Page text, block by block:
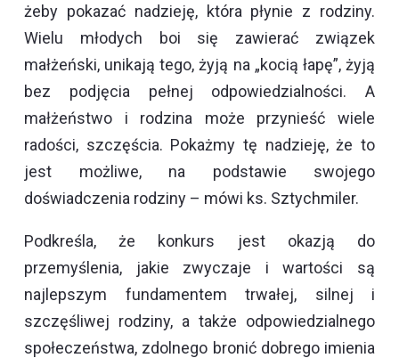
żeby pokazać nadzieję, która płynie z rodziny.
Wielu młodych boi się zawierać związek
małżeński, unikają tego, żyją na „kocią łapę”, żyją
bez podjęcia pełnej odpowiedzialności. A
małżeństwo i rodzina może przynieść wiele
radości, szczęścia. Pokażmy tę nadzieję, że to
jest możliwe, na podstawie swojego
doświadczenia rodziny – mówi ks. Sztychmiler.
Podkreśla, że konkurs jest okazją do
przemyślenia, jakie zwyczaje i wartości są
najlepszym fundamentem trwałej, silnej i
szczęśliwej rodziny, a także odpowiedzialnego
społeczeństwa, zdolnego bronić dobrego imienia